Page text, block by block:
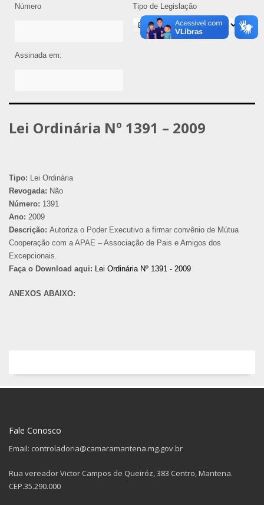
Número Tipo de Legislação
Assinada em:
Lei Ordinária Nº 1391 – 2009
Tipo: Lei Ordinária
Revogada: Não
Número: 1391
Ano: 2009
Descrição: Autoriza o Poder Executivo a firmar convênio de Mútua
Cooperação com a APAE – Associação de Pais e Amigos dos
Excepcionais.
Faça o Download aqui: Lei Ordinária Nº 1391 - 2009
ANEXOS ABAIXO:
Fale Conosco
Email: controladoria@camaramantena.mg.gov.br
Rua vereador Victor Campos de Queiróz, 383 Centro, Mantena.
CEP.35.290.000